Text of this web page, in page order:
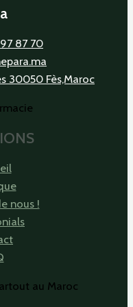
87 70
30050 Fès,Maroc
nous !
au Maroc